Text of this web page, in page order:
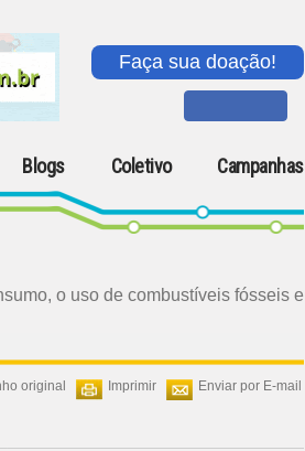
Faça sua doação!
Blogs Coletivo Campanhas
o uso de combustíveis fósseis e
Enviar por E-mail
Imprimir
original